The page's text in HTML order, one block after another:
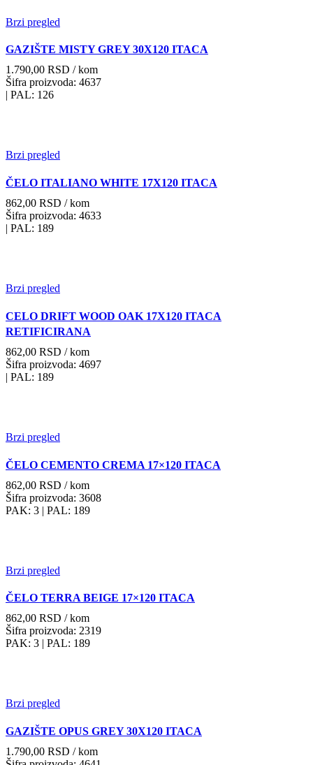
Brzi pregled
GAZIŠTE MISTY GREY 30X120 ITACA
1.790,00 RSD / kom
Šifra proizvoda: 4637
| PAL: 126
Brzi pregled
ČELO ITALIANO WHITE 17X120 ITACA
862,00 RSD / kom
Šifra proizvoda: 4633
| PAL: 189
Brzi pregled
CELO DRIFT WOOD OAK 17X120 ITACA
RETIFICIRANA
862,00 RSD / kom
Šifra proizvoda: 4697
| PAL: 189
Brzi pregled
ČELO CEMENTO CREMA 17×120 ITACA
862,00 RSD / kom
Šifra proizvoda: 3608
PAK: 3 | PAL: 189
Brzi pregled
ČELO TERRA BEIGE 17×120 ITACA
862,00 RSD / kom
Šifra proizvoda: 2319
PAK: 3 | PAL: 189
Brzi pregled
GAZIŠTE OPUS GREY 30X120 ITACA
1.790,00 RSD / kom